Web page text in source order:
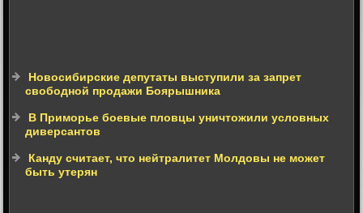
Новосибирские депутаты выступили за запрет
свободной продажи Боярышника
В Приморье боевые пловцы уничтожили условных
диверсантов
Канду считает, что нейтралитет Молдовы не может
быть утерян